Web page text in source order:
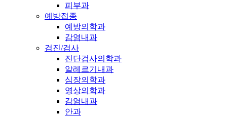
피부과
예방접종
예방의학과
감염내과
검진/검사
진단검사의학과
알레르기내과
심장의학과
영상의학과
감염내과
안과